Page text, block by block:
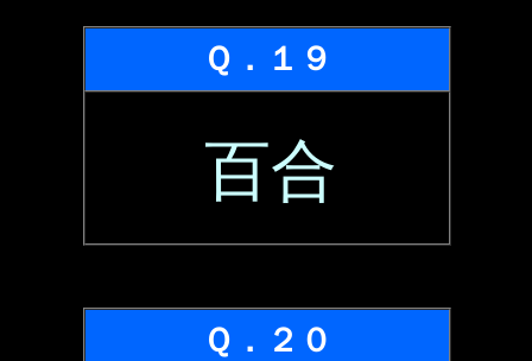
Ｑ．１９
百合
Ｑ．２０